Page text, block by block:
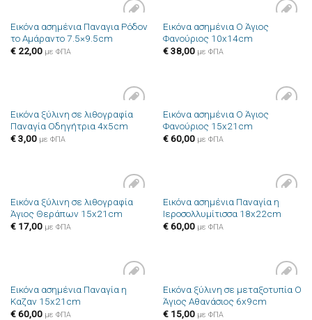
Πρόσθήκη
στην λίστα
Εικόνα ασημένια Παναγια Ρόδον
το Αμάραντο 7.5×9.5cm
€22,00 με ΦΠΑ
Πρόσθήκη
Εικόνα ασημένια Ο Άγιος
Φανούριος 10x14cm
€38,00 με ΦΠΑ
Πρόσθήκη
στην λίστα
Εικόνα ξύλινη σε λιθογραφία
Παναγία Οδηγήτρια 4x5cm
€3,00 με ΦΠΑ
Πρόσθήκη
Εικόνα ασημένια Ο Άγιος
Φανούριος 15x21cm
€60,00 με ΦΠΑ
Πρόσθήκη
στην λίστα
Εικόνα ξύλινη σε λιθογραφία
Άγιος Θεράπων 15x21cm
€17,00 με ΦΠΑ
Πρόσθήκη
στην λίστα
Εικόνα ασημένια Παναγία η
Ιεροσολλυμίτισσα 18x22cm
€60,00 με ΦΠΑ
Πρόσθήκη
Εικόνα ασημένια Παναγία η
Καζαν 15x21cm
€60,00 με ΦΠΑ
Πρόσθήκη
στην λίστα
Εικόνα ξύλινη σε μεταξοτυπία Ο
Άγιος Αθανάσιος 6x9cm
€15,00 με ΦΠΑ